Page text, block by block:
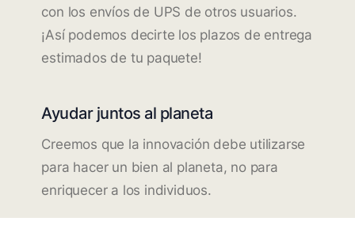
con los envíos de UPS de otros usuarios.
¡Así podemos decirte los plazos de entrega
estimados de tu paquete!
Ayudar juntos al planeta
Creemos que la innovación debe utilizarse
para hacer un bien al planeta, no para
enriquecer a los individuos.